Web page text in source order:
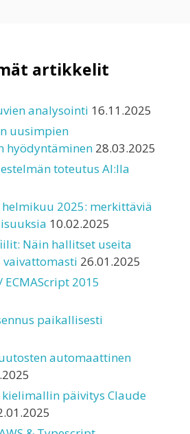
artikkelit
analysointi 16.11.2025
uusimpien
hyödyntäminen 28.03.2025
toteutus AI:lla
2025: merkittäviä
10.02.2025
Näin hallitset useita
vaivattomasti 26.01.2025
ECMAScript 2015
paikallisesti
automaattinen
päivitys Claude